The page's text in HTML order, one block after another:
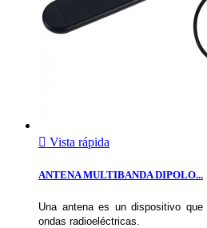
 Vista rápida
ANTENA MULTIBANDA DIPOLO...
Una antena es un dispositivo
ondas radioeléctricas.